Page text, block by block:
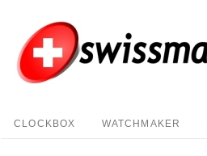
CLOCKBOX WATCHMAKER